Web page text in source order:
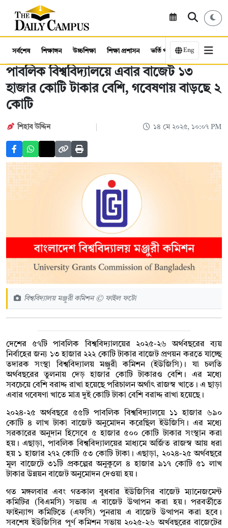
সর্বশেষ শিক্ষাঙ্গন উচ্চশিক্ষা শিক্ষা প্রশাসন ভর্তি পরীক্ষা কর্মসংস্থান
Eng
পাবলিক বিশ্ববিদ্যালয়ে এবার বাজেট ১৩
হাজার কোটি টাকার বেশি, গবেষণায় বাড়ছে ২
কোটি
শিহাব উদ্দিন ১৪ মে ২০২৫, ১০:০৭ PM
বিশ্ববিদ্যালয় মঞ্জুরী কমিশন © ফাইল ফটো
দেশের ৫৭টি পাবলিক বিশ্ববিদ্যালয়ের ২০২৫-২৬ অর্থবছরের ব্যয়
নির্বাহের জন্য ১৩ হাজার ২২২ কোটি টাকার বাজেট প্রণয়ন করতে যাচ্ছে
তদারক সংস্থা বিশ্ববিদ্যালয় মঞ্জুরী কমিশন (ইউজিসি)। যা চলতি
অর্থবছরের তুলনায় দেড় হাজার কোটি টাকারও বেশি। এর মধ্যে
সবচেয়ে বেশি বরাদ্দ রাখা হয়েছে পরিচালন অর্থাৎ রাজস্ব খাতে। এ ছাড়া
এবার গবেষণা খাতে মাত্র দুই কোটি টাকা বেশি বরাদ্দ রাখা হয়েছে।
২০২৪-২৫ অর্থবছরে ৫৫টি পাবলিক বিশ্ববিদ্যালয়ে ১১ হাজার ৬৯০
কোটি ৪ লাখ টাকা বাজেট অনুমোদন করেছিল ইউজিসি। এর মধ্যে
সরকারের অনুদান হিসেবে ৫ হাজার ৫০০ কোটি টাকার সংস্থান করা
হয়। এছাড়া, পাবলিক বিশ্ববিদ্যালয়ের মাধ্যমে অর্জিত রাজস্ব আয় ধরা
হয় ১ হাজার ২৭২ কোটি ৫৩ কোটি টাকা। এছাড়া, ২০২৪-২৫ অর্থবছরে
মূল বাজেটে ৩১টি প্রকল্পের অনুকূলে ৪ হাজার ৯১৭ কোটি ৫১ লাখ
টাকার উন্নয়ন বাজেট অনুমোদন দেওয়া হয়।
গত মঙ্গলবার এবং গতকাল বুধবার ইউজিসির বাজেট ম্যানেজমেন্ট
কমিটির (বিএমসি) সভায় এ বাজেট উত্থাপন করা হয়। পরবর্তীতে
ফাইন্যান্স কমিটিতে (এফসি) পুনরায় এ বাজেট উত্থাপন করা হবে।
সবশেষ ইউজিসির পূর্ণ কমিশন সভায় ২০২৫-২৬ অর্খবছরের বাজেটের